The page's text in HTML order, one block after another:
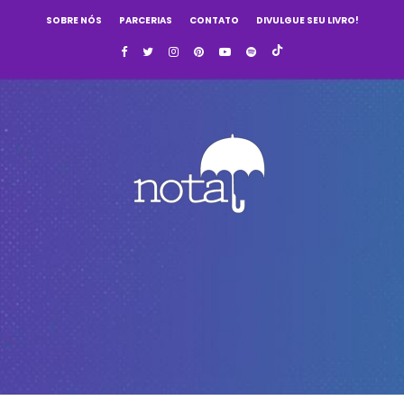
SOBRE NÓS PARCERIAS CONTATO DIVULGUE SEU LIVRO!